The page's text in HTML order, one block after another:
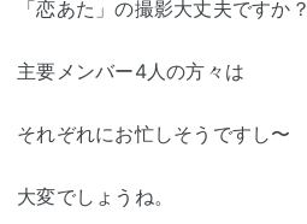
「恋あた」の撮影大丈夫ですか？
主要メンバー4人の方々は
それぞれにお忙しそうですし〜
大変でしょうね。